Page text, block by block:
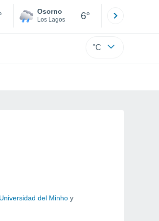
Osorno
Los Lagos 6°
°C
Universidad del Minho y